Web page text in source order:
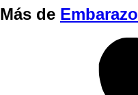
Más de Embarazo